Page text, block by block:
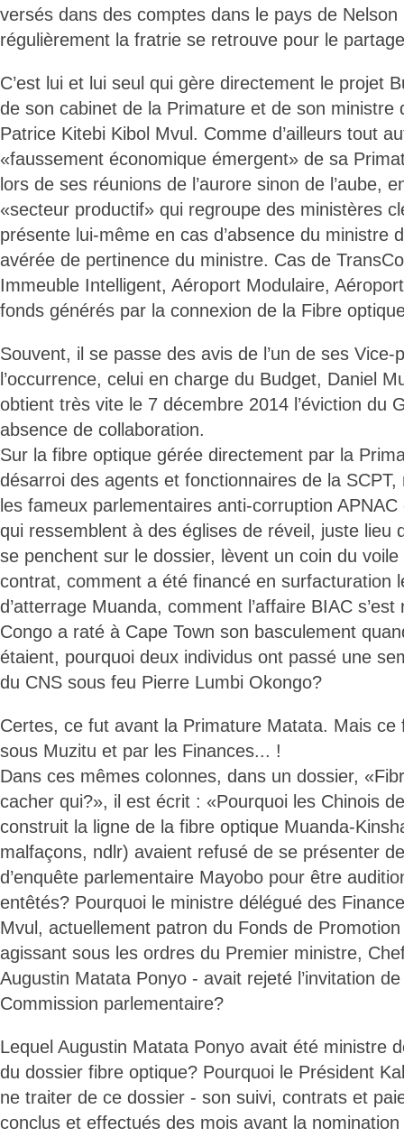
versés dans des comptes dans le pays de Nelson
régulièrement la fratrie se retrouve pour le
C’est lui et lui seul qui gère directement le projet
de son cabinet de la Primature et de son ministre
Patrice Kitebi Kibol Mvul. Comme d’ailleurs tout
«faussement économique émergent» de sa
lors de ses réunions de l’aurore sinon de l’aube,
«secteur productif» qui regroupe des ministères
présente lui-même en cas d’absence du ministre
avérée de pertinence du ministre. Cas de
Immeuble Intelligent, Aéroport Modulaire,
fonds générés par la connexion de la Fibre
Souvent, il se passe des avis de l’un de ses
l’occurrence, celui en charge du Budget, Daniel
obtient très vite le 7 décembre 2014 l’éviction du
absence de collaboration.
Sur la fibre optique gérée directement par la
désarroi des agents et fonctionnaires de la SCPT,
les fameux parlementaires anti-corruption
qui ressemblent à des églises de réveil, juste lieu
se penchent sur le dossier, lèvent un coin du
contrat, comment a été financé en surfacturation
d’atterrage Muanda, comment l’affaire BIAC
Congo a raté à Cape Town son basculement
étaient, pourquoi deux individus ont passé une
du CNS sous feu Pierre Lumbi Okongo?
Certes, ce fut avant la Primature Matata. Mais ce
sous Muzitu et par les Finances... !
Dans ces mêmes colonnes, dans un dossier,
cacher qui?», il est écrit : «Pourquoi les Chinois
construit la ligne de la fibre optique Muanda-
malfaçons, ndlr) avaient refusé de se présenter
d’enquête parlementaire Mayobo pour être
entêtés? Pourquoi le ministre délégué des
Mvul, actuellement patron du Fonds de Promotion
agissant sous les ordres du Premier ministre,
Augustin Matata Ponyo - avait rejeté l’invitation
Commission parlementaire?
Lequel Augustin Matata Ponyo avait été ministre
du dossier fibre optique? Pourquoi le Président
ne traiter de ce dossier - son suivi, contrats et
conclus et effectués des mois avant la